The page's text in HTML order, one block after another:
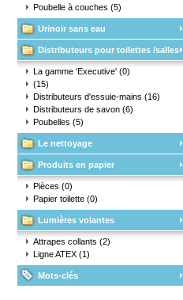
Poubelle à couches (5)
Urinoir sans eau
Distributeurs pour toilettes /salles
d'eauLa gamme 'Executive' (0)
(15)
Distributeurs d'essuie-mains (16)
Distributeurs de savon (6)
Poubelles (5)
Le nettoyage
Produits en papier
Pièces (0)
Papier toilette (0)
Lumières volantes
Attrapes collants (2)
Ligne ATEX (1)
Mots-clés